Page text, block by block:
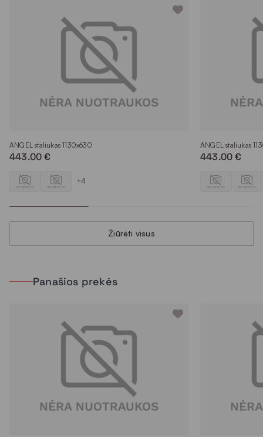
ANGEL staliukas 1130x630
443.00 €
+4
ANGEL staliukas
443.00 €
Žiūrėti visus
Panašios prekės